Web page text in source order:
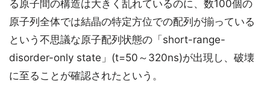
る原子間の構造は大きく乱れているのに、数100個の
原子列全体では結晶の特定方位での配列が揃っている
という不思議な原子配列状態の「short-range-
disorder-only state」(t=50～320ns)が出現し、破壊
に至ることが確認されたという。